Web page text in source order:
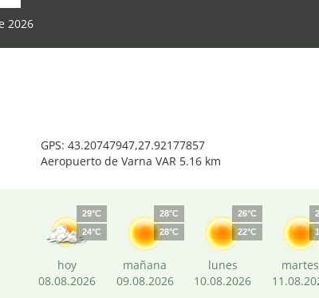
2026
GPS: 43.20747947,27.92177857
Aeropuerto de Varna VAR 5.16 km
29°C
24°C
hoy
08.08.2026
28°C
28°C
mañana
09.08.2026
26°C
22°C
lunes
10.08.2026
martes